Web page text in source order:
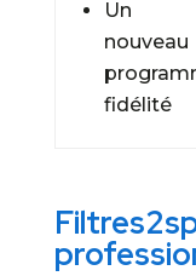
Un
nouveau
fidélité